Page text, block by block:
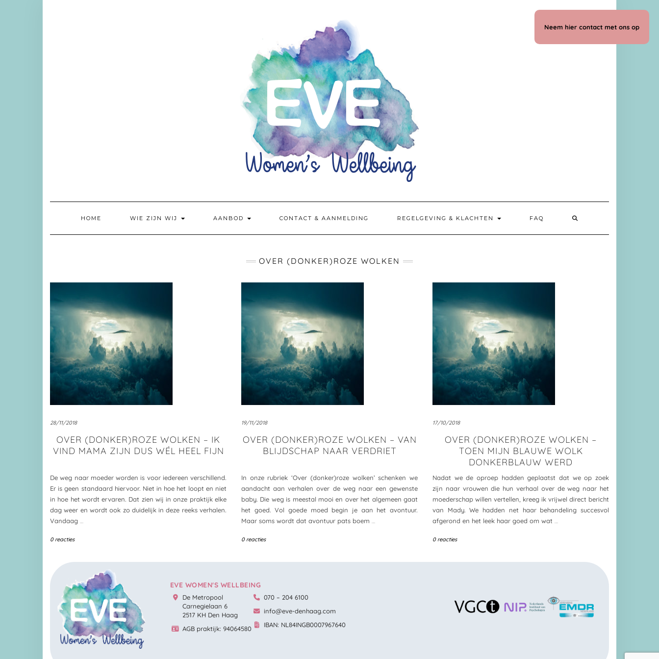
Neem hier contact met ons op
HOME WIE ZIJN WIJ AANBOD CONTACT & AANMELDING REGELGEVING & KLACHTEN FAQ
OVER (DONKER)ROZE WOLKEN
28/11/2018
OVER (DONKER)ROZE WOLKEN – IK
VIND MAMA ZIJN DUS WÉL HEEL FIJN
De weg naar moeder worden is voor iedereen verschillend.
Er is geen standaard hiervoor. Niet in hoe het loopt en niet
in hoe het wordt ervaren. Dat zien wij in onze praktijk elke
dag weer en wordt ook zo duidelijk in deze reeks verhalen.
Vandaag
0 reacties
19/11/2018
OVER (DONKER)ROZE WOLKEN – VAN
BLIJDSCHAP NAAR VERDRIET
In onze rubriek ‘Over (donker)roze wolken’ schenken we
aandacht aan verhalen over de weg naar een gewenste
baby. Die weg is meestal mooi en over het algemeen gaat
het goed. Vol goede moed begin je aan het avontuur.
Maar soms wordt dat avontuur pats boem
0 reacties
17/10/2018
OVER (DONKER)ROZE WOLKEN –
TOEN MIJN BLAUWE WOLK
DONKERBLAUW WERD
Nadat we de oproep hadden geplaatst dat we op zoek
zijn naar vrouwen die hun verhaal over de weg naar het
moederschap willen vertellen, kreeg ik vrijwel direct bericht
van Mady. We hadden net haar behandeling succesvol
afgerond en het leek haar goed om wat
0 reacties
EVE WOMEN'S WELLBEING
De Metropool
Carnegielaan 6
2517 KH Den Haag
AGB praktijk: 94064580
070 – 204 6100
info@eve-denhaag.com
IBAN: NL84INGB0007967640